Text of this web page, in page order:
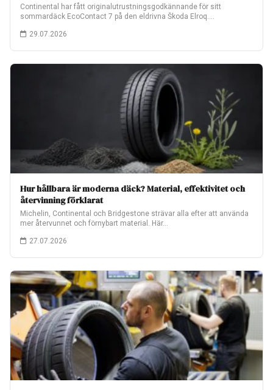
Continental har fått originalutrustningsgodkännande för sitt
sommardäck EcoContact 7 på den eldrivna Škoda Elroq.
29.07.2026
Hur hållbara är moderna däck? Material, effektivitet och
återvinning förklarat
Michelin, Continental och Bridgestone strävar alla efter att använda
mer återvunnet och förnybart material. Här…
27.07.2026